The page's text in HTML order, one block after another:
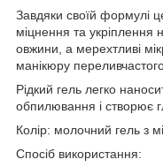
Завдяки своїй формулі
міцнення та укріплення
овжини, а мерехтливі
манікюру
Рідкий гель легко
обпилювання і створює
Колір: молочний гель з
Спосіб використання: